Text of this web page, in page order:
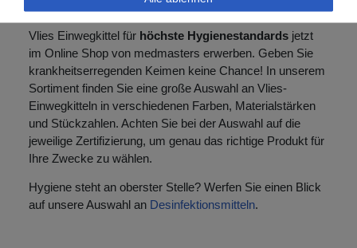
kaufen
Vlies Einwegkittel für höchste Hygienestandards jetzt
im Online Shop von medmasters erwerben. Geben Sie
krankheitserregenden Keimen keine Chance! In unserem
Sortiment finden Sie eine große Auswahl an Vlies-
Einwegkitteln in verschiedenen Farben, Materialstärken
und Stückzahlen. Achten Sie bei der Auswahl auf die
jeweilige Zertifizierung, um genau das richtige Produkt für
Ihre Zwecke zu wählen.
Hygiene steht an oberster Stelle? Werfen Sie einen Blick
auf unsere Auswahl an Desinfektionsmitteln.